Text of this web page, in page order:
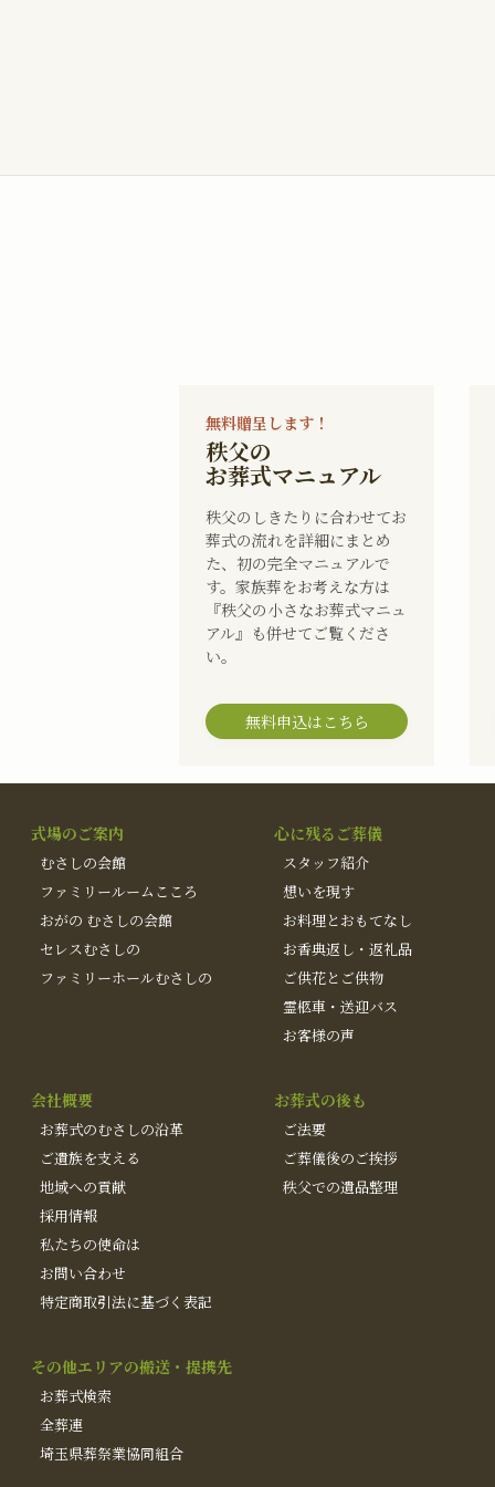
無料贈呈します！
秩父の
お葬式マニュアル
秩父のしきたりに合わせてお
葬式の流れを詳細にまとめ
た、初の完全マニュアルで
す。家族葬をお考えな方は
『秩父の小さなお葬式マニュ
アル』も併せてご覧くださ
い。
無料申込はこちら
式場のご案内
むさしの会館
ファミリールームこころ
おがの むさしの会館
セレスむさしの
ファミリーホールむさしの
心に残るご葬儀
スタッフ紹介
想いを現す
お料理とおもてなし
お香典返し・返礼品
ご供花とご供物
霊柩車・送迎バス
お客様の声
会社概要
お葬式のむさしの沿革
ご遺族を支える
地域への貢献
採用情報
私たちの使命は
お問い合わせ
特定商取引法に基づく表記
お葬式の後も
ご法要
ご葬儀後のご挨拶
秩父での遺品整理
その他エリアの搬送・提携先
お葬式検索
全葬連
埼玉県葬祭業協同組合